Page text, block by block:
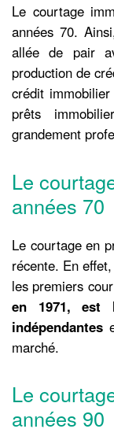
Le courtage
années 70.
allée de pair
production de
crédit
prêts
grandement
Le
années 70
Le courtage en
récente. En
les premiers
en 1971, est
indépendantes
marché.
Le
années 90